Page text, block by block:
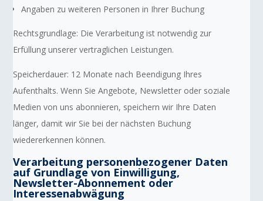
Angaben zu weiteren Personen in Ihrer Buchung
Rechtsgrundlage: Die Verarbeitung ist notwendig zur
Erfüllung unserer vertraglichen Leistungen.
Speicherdauer: 12 Monate nach Beendigung Ihres
Aufenthalts. Wenn Sie Angebote, Newsletter oder soziale
Medien von uns abonnieren, speichern wir Ihre Daten
länger, damit wir Sie bei der nächsten Buchung
wiedererkennen können.
Verarbeitung personenbezogener Daten
auf Grundlage von Einwilligung,
Newsletter-Abonnement oder
Interessenabwägung